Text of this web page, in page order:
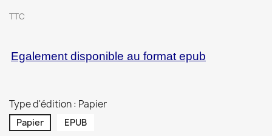
TTC
Egalement disponible au format epub
Type d'édition : Papier
Papier EPUB